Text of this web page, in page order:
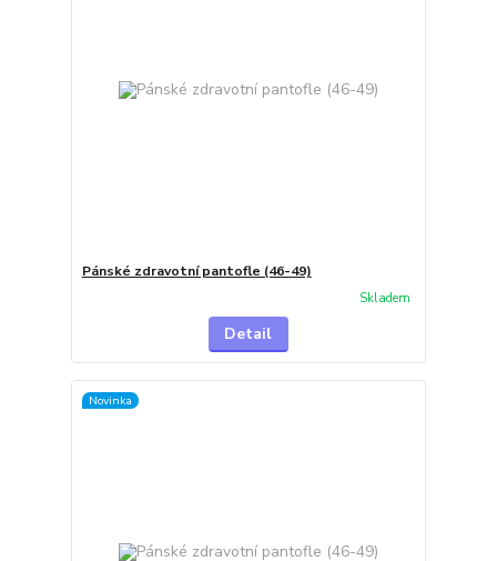
Pánské zdravotní pantofle (46-49)
Skladem
Detail
Novinka